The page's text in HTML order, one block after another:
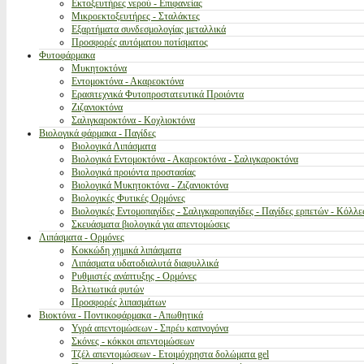
Εκτοξευτήρες νερού - Επιφανείας
Μικροεκτοξευτήρες - Σταλάκτες
Εξαρτήματα συνδεσμολογίας μεταλλικά
Προσφορές αυτόματου ποτίσματος
Φυτοφάρμακα
Μυκητοκτόνα
Εντομοκτόνα - Ακαρεοκτόνα
Ερασιτεχνικά Φυτοπροστατευτικά Προιόντα
Ζιζανιοκτόνα
Σαλιγκαροκτόνα - Κοχλιοκτόνα
Βιολογικά φάρμακα - Παγίδες
Βιολογικά Λιπάσματα
Βιολογικά Εντομοκτόνα - Ακαρεοκτόνα - Σαλιγκαροκτόνα
Βιολογικά προιόντα προστασίας
Βιολογικά Μυκητοκτόνα - Ζιζανιοκτόνα
Βιολογικές Φυτικές Ορμόνες
Βιολογικές Εντομοπαγίδες - Σαλιγκαροπαγίδες - Παγίδες ερπετών -
Σκευάσματα βιολογικά για απεντομώσεις
Λιπάσματα - Ορμόνες
Κοκκώδη χημικά λιπάσματα
Λιπάσματα υδατοδιαλυτά διαφυλλικά
Ρυθμιστές ανάπτυξης - Ορμόνες
Βελτιωτικά φυτών
Προσφορές λιπασμάτων
Βιοκτόνα - Ποντικοφάρμακα - Απωθητικά
Υγρά απεντομώσεων - Σπρέυ καπνογόνα
Σκόνες - κόκκοι απεντομώσεων
Τζέλ απεντομώσεων - Ετοιμόχρηστα δολώματα gel